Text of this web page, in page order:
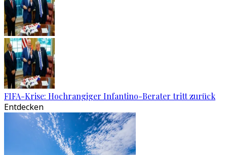
FIFA-Krise: Hochrangiger Infantino-Berater tritt zurück
Entdecken